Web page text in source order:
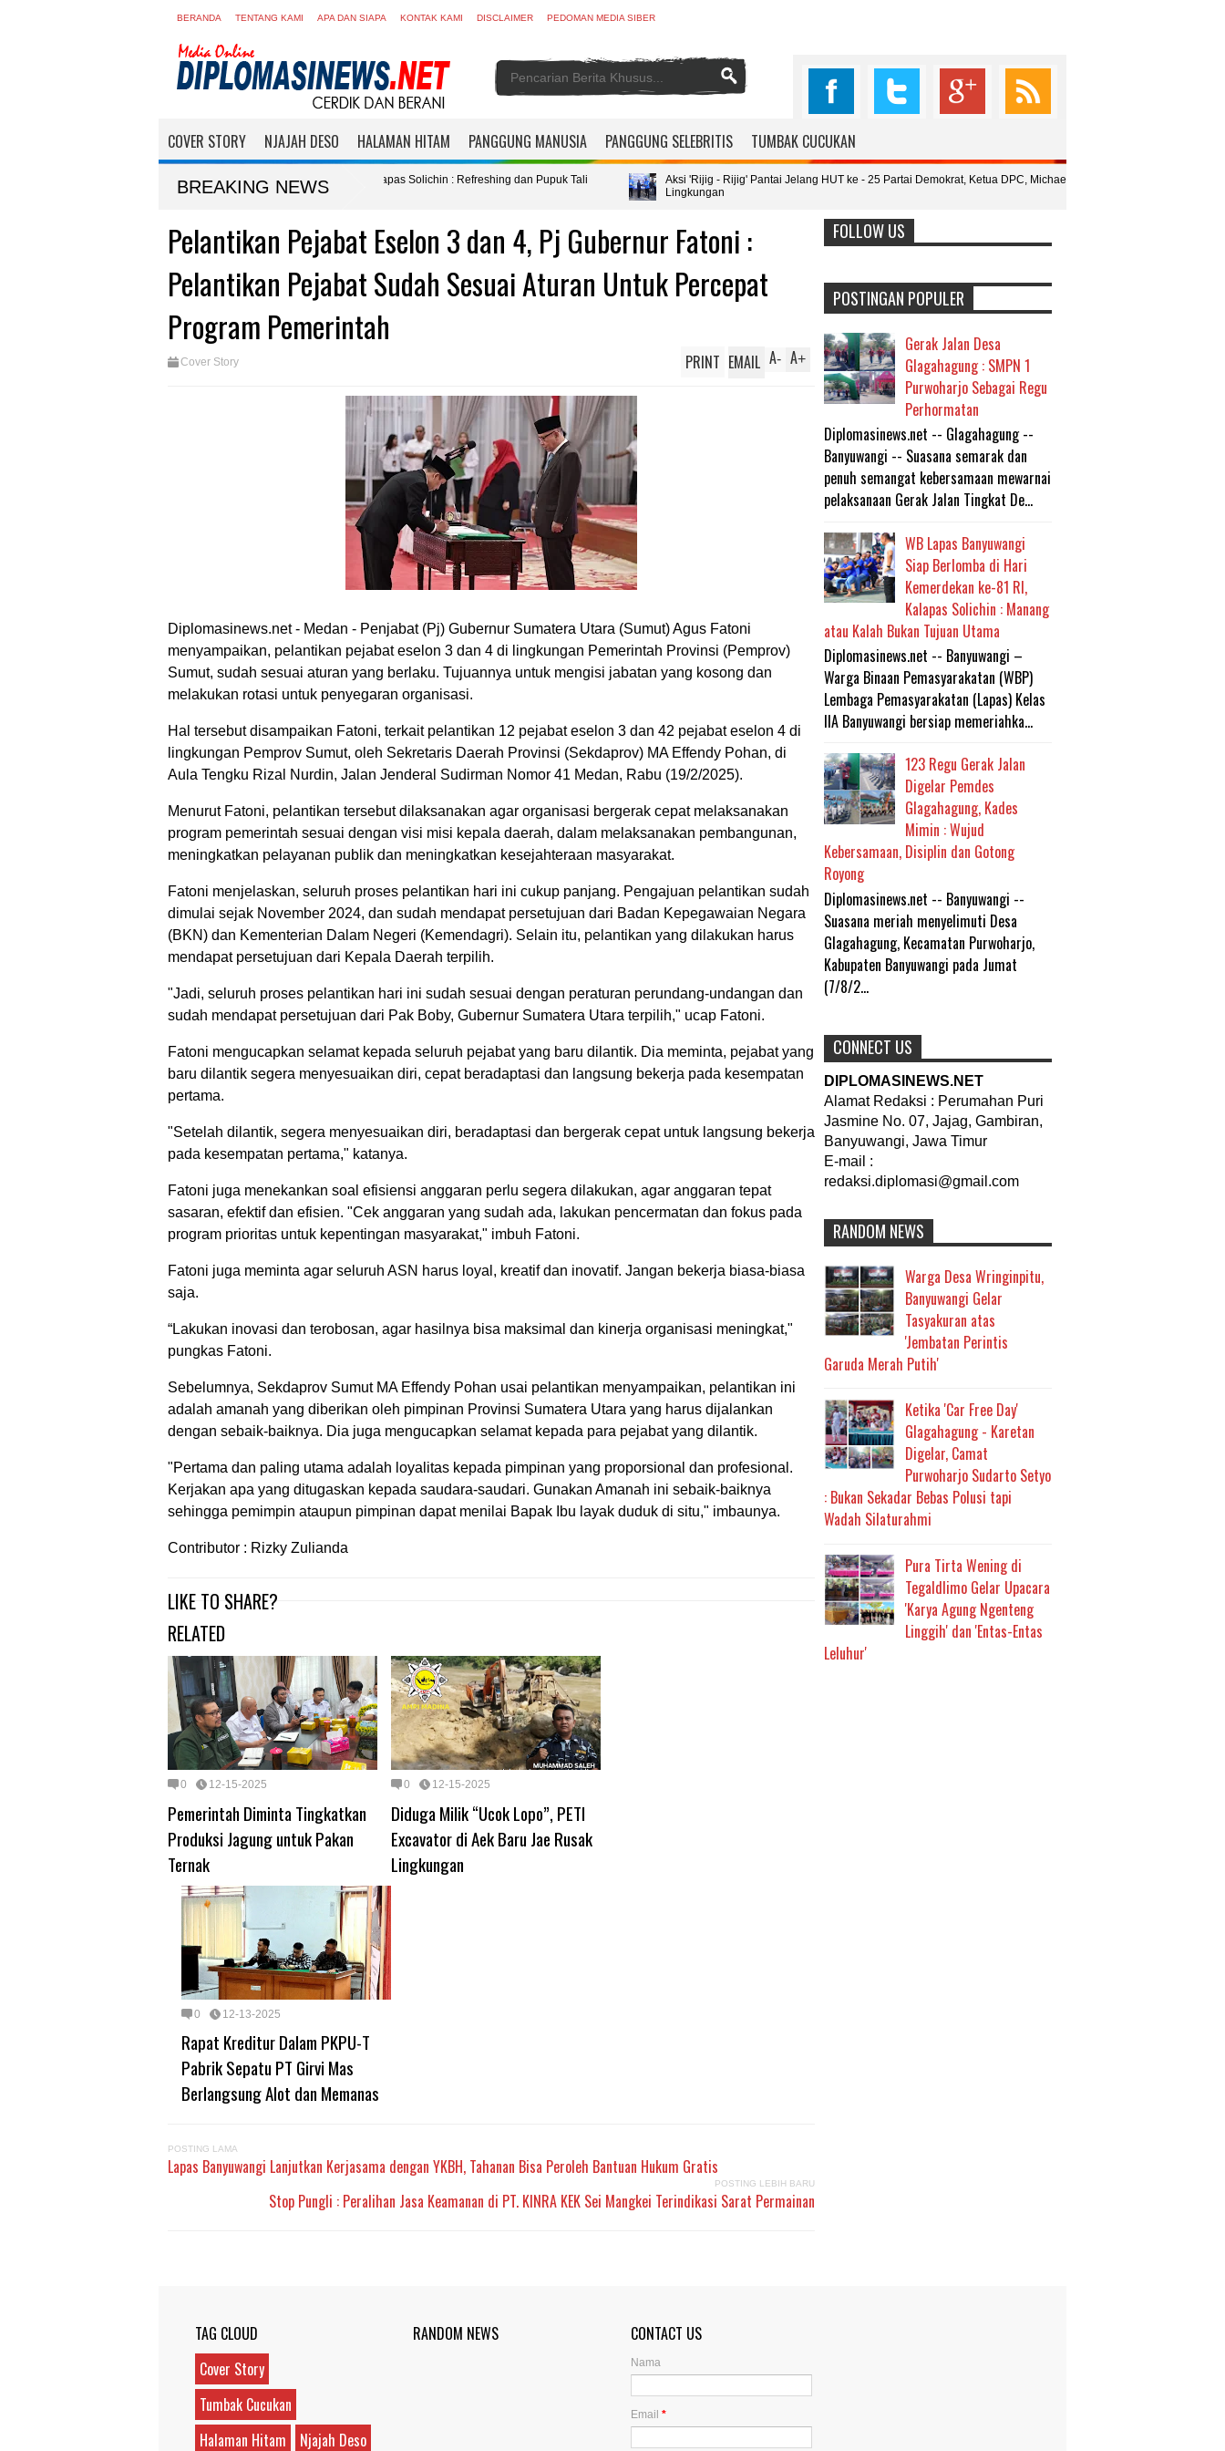
BERANDA TENTANG KAMI APA DAN SIAPA KONTAK KAMI DISCLAIMER PEDOMAN MEDIA SIBER
76.098
Fans
COVER STORY NJAJAH DESO HALAMAN HITAM PANGGUNG MANUSIA PANGGUNG SELEBRITIS TUMBAK CUCUKAN
BREAKING NEWS
'Funwalk Keluarga' Sambut Kemerdekaan ke-81 RI, Kalapas Solichin : Refreshing dan Pupuk Tali
Aksi 'Rijig - Rijig' Pantai Jelang HUT ke - 25 Partai Demokrat, Ketua DPC, Michael : Momentum Peduli Sosial dan
Lingkungan
Pelantikan Pejabat Eselon 3 dan 4, Pj Gubernur Fatoni :
Pelantikan Pejabat Sudah Sesuai Aturan Untuk Percepat
Program Pemerintah
Cover Story A+
A-
PRINT EMAIL
Diplomasinews.net - Medan - Penjabat (Pj) Gubernur Sumatera Utara (Sumut) Agus Fatoni
menyampaikan, pelantikan pejabat eselon 3 dan 4 di lingkungan Pemerintah Provinsi (Pemprov)
Sumut, sudah sesuai aturan yang berlaku. Tujuannya untuk mengisi jabatan yang kosong dan
melakukan rotasi untuk penyegaran organisasi.
Hal tersebut disampaikan Fatoni, terkait pelantikan 12 pejabat eselon 3 dan 42 pejabat eselon 4 di
lingkungan Pemprov Sumut, oleh Sekretaris Daerah Provinsi (Sekdaprov) MA Effendy Pohan, di
Aula Tengku Rizal Nurdin, Jalan Jenderal Sudirman Nomor 41 Medan, Rabu (19/2/2025).
Menurut Fatoni, pelantikan tersebut dilaksanakan agar organisasi bergerak cepat melaksanakan
program pemerintah sesuai dengan visi misi kepala daerah, dalam melaksanakan pembangunan,
meningkatkan pelayanan publik dan meningkatkan kesejahteraan masyarakat.
Fatoni menjelaskan, seluruh proses pelantikan hari ini cukup panjang. Pengajuan pelantikan sudah
dimulai sejak November 2024, dan sudah mendapat persetujuan dari Badan Kepegawaian Negara
(BKN) dan Kementerian Dalam Negeri (Kemendagri). Selain itu, pelantikan yang dilakukan harus
mendapat persetujuan dari Kepala Daerah terpilih.
"Jadi, seluruh proses pelantikan hari ini sudah sesuai dengan peraturan perundang-undangan dan
sudah mendapat persetujuan dari Pak Boby, Gubernur Sumatera Utara terpilih," ucap Fatoni.
Fatoni mengucapkan selamat kepada seluruh pejabat yang baru dilantik. Dia meminta, pejabat yang
baru dilantik segera menyesuaikan diri, cepat beradaptasi dan langsung bekerja pada kesempatan
pertama.
"Setelah dilantik, segera menyesuaikan diri, beradaptasi dan bergerak cepat untuk langsung bekerja
pada kesempatan pertama," katanya.
Fatoni juga menekankan soal efisiensi anggaran perlu segera dilakukan, agar anggaran tepat
sasaran, efektif dan efisien. "Cek anggaran yang sudah ada, lakukan pencermatan dan fokus pada
program prioritas untuk kepentingan masyarakat," imbuh Fatoni.
Fatoni juga meminta agar seluruh ASN harus loyal, kreatif dan inovatif. Jangan bekerja biasa-biasa
saja.
“Lakukan inovasi dan terobosan, agar hasilnya bisa maksimal dan kinerja organisasi meningkat,"
pungkas Fatoni.
Sebelumnya, Sekdaprov Sumut MA Effendy Pohan usai pelantikan menyampaikan, pelantikan ini
adalah amanah yang diberikan oleh pimpinan Provinsi Sumatera Utara yang harus dijalankan
dengan sebaik-baiknya. Dia juga mengucapkan selamat kepada para pejabat yang dilantik.
"Pertama dan paling utama adalah loyalitas kepada pimpinan yang proporsional dan profesional.
Kerjakan apa yang ditugaskan kepada saudara-saudari. Gunakan Amanah ini sebaik-baiknya
sehingga pemimpin ataupun pimpinan dapat menilai Bapak Ibu layak duduk di situ," imbaunya.
Contributor : Rizky Zulianda
LIKE TO SHARE?
RELATED
0 12-15-2025
Pemerintah Diminta Tingkatkan
Produksi Jagung untuk Pakan
Ternak
0 12-15-2025
Diduga Milik “Ucok Lopo”, PETI
Excavator di Aek Baru Jae Rusak
Lingkungan
0 12-13-2025
Rapat Kreditur Dalam PKPU-T
Pabrik Sepatu PT Girvi Mas
Berlangsung Alot dan Memanas
POSTING LAMA
Lapas Banyuwangi Lanjutkan Kerjasama dengan YKBH, Tahanan Bisa Peroleh Bantuan Hukum Gratis
POSTING LEBIH BARU
Stop Pungli : Peralihan Jasa Keamanan di PT. KINRA KEK Sei Mangkei Terindikasi Sarat Permainan
FOLLOW US
POSTINGAN POPULER
Gerak Jalan Desa
Glagahagung : SMPN 1
Purwoharjo Sebagai Regu
Perhormatan
Diplomasinews.net -- Glagahagung --
Banyuwangi -- Suasana semarak dan
penuh semangat kebersamaan mewarnai
pelaksanaan Gerak Jalan Tingkat De...
WB Lapas Banyuwangi
Siap Berlomba di Hari
Kemerdekan ke-81 RI,
Kalapas Solichin : Manang
atau Kalah Bukan Tujuan Utama
Diplomasinews.net -- Banyuwangi –
Warga Binaan Pemasyarakatan (WBP)
Lembaga Pemasyarakatan (Lapas) Kelas
IIA Banyuwangi bersiap memeriahka...
123 Regu Gerak Jalan
Digelar Pemdes
Glagahagung, Kades
Mimin : Wujud
Kebersamaan, Disiplin dan Gotong
Royong
Diplomasinews.net -- Banyuwangi --
Suasana meriah menyelimuti Desa
Glagahagung, Kecamatan Purwoharjo,
Kabupaten Banyuwangi pada Jumat
(7/8/2...
CONNECT US
DIPLOMASINEWS.NET
Alamat Redaksi : Perumahan Puri
Jasmine No. 07, Jajag, Gambiran,
Banyuwangi, Jawa Timur
E-mail :
redaksi.diplomasi@gmail.com
RANDOM NEWS
Warga Desa Wringinpitu,
Banyuwangi Gelar
Tasyakuran atas
'Jembatan Perintis
Garuda Merah Putih'
Ketika 'Car Free Day'
Glagahagung - Karetan
Digelar, Camat
Purwoharjo Sudarto Setyo
: Bukan Sekadar Bebas Polusi tapi
Wadah Silaturahmi
Pura Tirta Wening di
Tegaldlimo Gelar Upacara
'Karya Agung Ngenteng
Linggih' dan 'Entas-Entas
Leluhur'
TAG CLOUD
Cover Story
Tumbak Cucukan
Halaman Hitam
Njajah Deso
RANDOM NEWS CONTACT US
Nama
Email *